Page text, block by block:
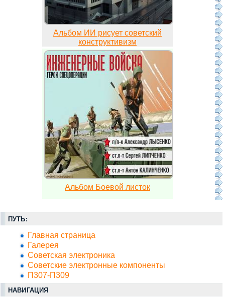
Альбом ИИ рисует советский
конструктивизм
Альбом Боевой листок
ПУТЬ:
Главная страница
Галерея
Советская электроника
Советские электронные компоненты
П307-П309
НАВИГАЦИЯ